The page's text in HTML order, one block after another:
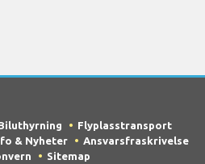
Flyplasstransport
& Nyheter
Ansvarsfraskrivelse
Sitemap